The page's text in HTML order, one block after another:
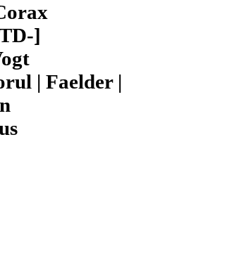
]
| Faelder |